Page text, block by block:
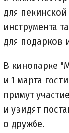
для
инструмента
для подарков
В кинопарке
и 1 марта
примут
и увидят
о дружбе.